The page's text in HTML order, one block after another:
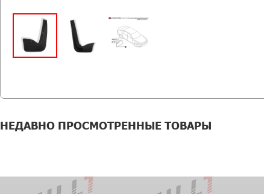
НЕДАВНО ПРОСМОТРЕННЫЕ ТОВАРЫ